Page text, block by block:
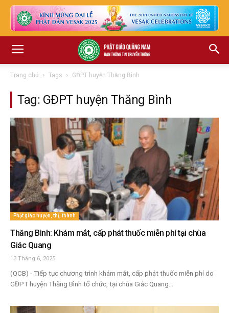
Trang chủ Tags GĐPT huyện Thăng Bình
Tag: GĐPT huyện Thăng Bình
Phật giáo huyện, thị, thành
Thăng Bình: Khám mắt, cấp phát thuốc miễn phí tại chùa
Giác Quang
13 Tháng 6, 2025
(QCB) - Tiếp tục chương trình khám mắt, cấp phát thuốc miễn phí do
GĐPT huyện Thăng Bình tổ chức, tại chùa Giác Quang...